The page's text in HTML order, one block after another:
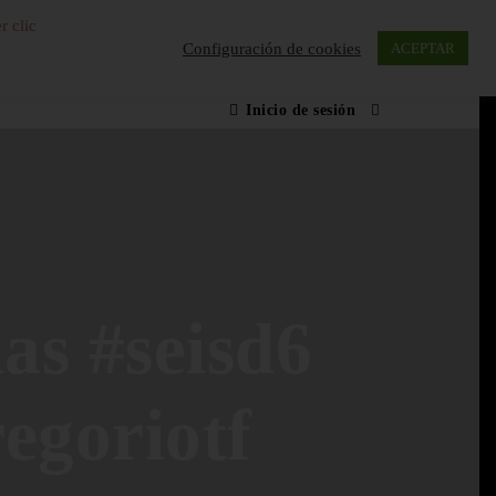
Inicio de sesión
clic
Configuración de cookies ACEPTAR